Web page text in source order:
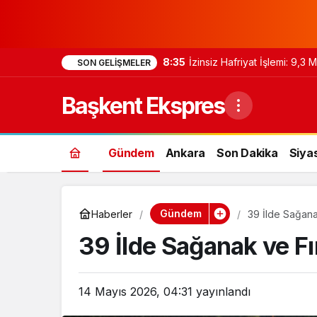
SON GELIŞMELER 8:35 İzinsiz Hafriyat İşlemi: 9,3
Başkent Ekspres
Gündem Ankara Son Dakika
Haberler Gündem 39 İlde
39 İlde Sağanak ve
14 Mayıs 2026, 04:31 yayınlandı